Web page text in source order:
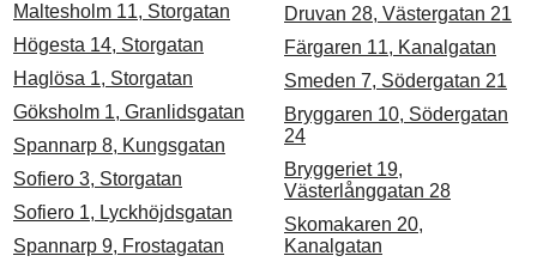
Maltesholm 11, Storgatan
Högesta 14, Storgatan
Haglösa 1, Storgatan
Göksholm 1, Granlidsgatan
Spannarp 8, Kungsgatan
Sofiero 3, Storgatan
Sofiero 1, Lyckhöjdsgatan
Spannarp 9, Frostagatan
Druvan 28, Västergatan 21
Färgaren 11, Kanalgatan
Smeden 7, Södergatan 21
Bryggaren 10, Södergatan
24
Bryggeriet 19,
Västerlånggatan 28
Skomakaren 20,
Kanalgatan